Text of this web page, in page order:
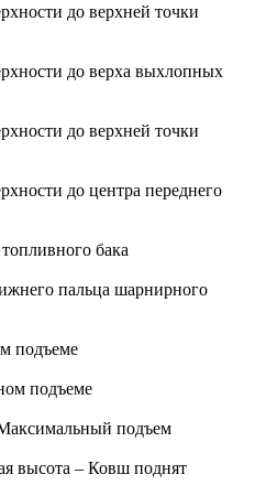
до верхней точки
до верха выхлопных
до верхней точки
до центра переднего
бака
пальца шарнирного
подъеме
подъеме
подъем
высота – Ковш поднят